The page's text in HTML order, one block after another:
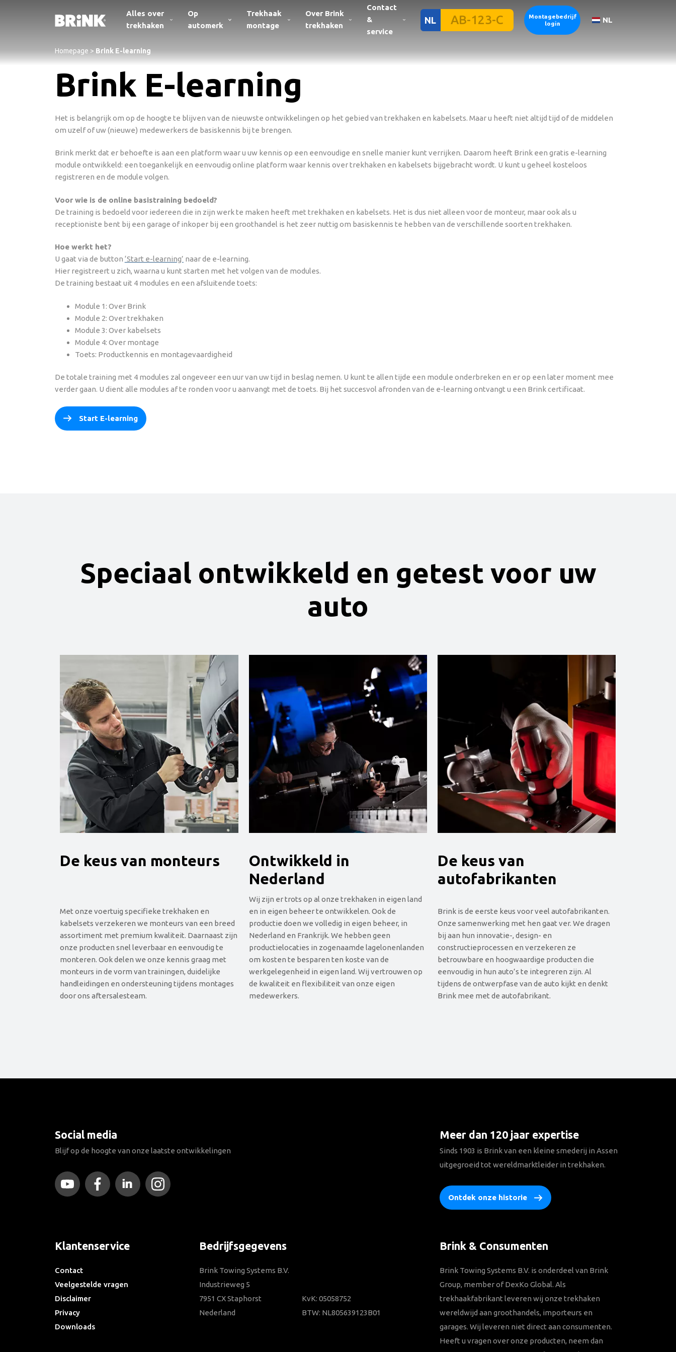
Alles over
trekhaken
Op
automerk
Trekhaak
montage
Over Brink
trekhaken
Contact
&
service
NL
Montagebedrijf
login
NL
Homepage > Brink E-learning
Brink E-learning
Het is belangrijk om op de hoogte te blijven van de nieuwste ontwikkelingen op het gebied van trekhaken en kabelsets. Maar u heeft niet altijd tijd of de middelen
om uzelf of uw (nieuwe) medewerkers de basiskennis bij te brengen.
Brink merkt dat er behoefte is aan een platform waar u uw kennis op een eenvoudige en snelle manier kunt verrijken. Daarom heeft Brink een gratis e-learning
module ontwikkeld: een toegankelijk en eenvoudig online platform waar kennis over trekhaken en kabelsets bijgebracht wordt. U kunt u geheel kosteloos
registreren en de module volgen.
Voor wie is de online basistraining bedoeld?
De training is bedoeld voor iedereen die in zijn werk te maken heeft met trekhaken en kabelsets. Het is dus niet alleen voor de monteur, maar ook als u
receptioniste bent bij een garage of inkoper bij een groothandel is het zeer nuttig om basiskennis te hebben van de verschillende soorten trekhaken.
Hoe werkt het?
U gaat via de button ‘Start e-learning’ naar de e-learning.
Hier registreert u zich, waarna u kunt starten met het volgen van de modules.
De training bestaat uit 4 modules en een afsluitende toets:
Module 1: Over Brink
Module 2: Over trekhaken
Module 3: Over kabelsets
Module 4: Over montage
Toets: Productkennis en montagevaardigheid
De totale training met 4 modules zal ongeveer een uur van uw tijd in beslag nemen. U kunt te allen tijde een module onderbreken en er op een later moment mee
verder gaan. U dient alle modules af te ronden voor u aanvangt met de toets. Bij het succesvol afronden van de e-learning ontvangt u een Brink certificaat.
Start E-learning
Speciaal ontwikkeld en getest voor uw
auto
De keus van monteurs
Met onze voertuig specifieke trekhaken en
kabelsets verzekeren we monteurs van een breed
assortiment met premium kwaliteit. Daarnaast zijn
onze producten snel leverbaar en eenvoudig te
monteren. Ook delen we onze kennis graag met
monteurs in de vorm van trainingen, duidelijke
handleidingen en ondersteuning tijdens montages
door ons aftersalesteam.
Ontwikkeld in
Nederland
Wij zijn er trots op al onze trekhaken in eigen land
en in eigen beheer te ontwikkelen. Ook de
productie doen we volledig in eigen beheer, in
Nederland en Frankrijk. We hebben geen
productielocaties in zogenaamde lagelonenlanden
om kosten te besparen ten koste van de
werkgelegenheid in eigen land. Wij vertrouwen op
de kwaliteit en flexibiliteit van onze eigen
medewerkers.
De keus van
autofabrikanten
Brink is de eerste keus voor veel autofabrikanten.
Onze samenwerking met hen gaat ver. We dragen
bij aan hun innovatie-, design- en
constructieprocessen en verzekeren ze
betrouwbare en hoogwaardige producten die
eenvoudig in hun auto’s te integreren zijn. Al
tijdens de ontwerpfase van de auto kijkt en denkt
Brink mee met de autofabrikant.
Social media
Blijf op de hoogte van onze laatste ontwikkelingen
Meer dan 120 jaar expertise
Sinds 1903 is Brink van een kleine smederij in Assen
uitgegroeid tot wereldmarktleider in trekhaken.
Ontdek onze historie
Klantenservice
Contact
Veelgestelde vragen
Disclaimer
Privacy
Downloads
Bedrijfsgegevens
Brink Towing Systems B.V.
Industrieweg 5
7951 CX Staphorst
Nederland
KvK: 05058752
BTW: NL805639123B01
Brink & Consumenten
Brink Towing Systems B.V. is onderdeel van Brink
Group, member of DexKo Global. Als
trekhaakfabrikant leveren wij onze trekhaken
wereldwijd aan groothandels, importeurs en
garages. Wij leveren niet direct aan consumenten.
Heeft u vragen over onze producten, neem dan